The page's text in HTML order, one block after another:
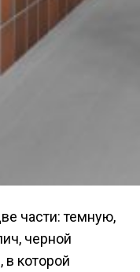
части: темную,
черной
которой